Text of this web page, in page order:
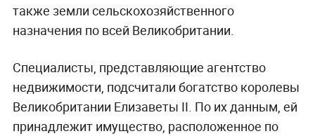
также земли сельскохозяйственного
назначения по всей Великобритании.
Специалисты, представляющие агентство
недвижимости, подсчитали богатство королевы
Великобритании Елизаветы II. По их данным, ей
принадлежит имущество, расположенное по